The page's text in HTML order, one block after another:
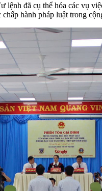
đã cụ thể hóa các vụ
hành pháp luật trong